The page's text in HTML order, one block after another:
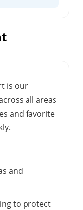
is our
all areas
and favorite
and
to protect